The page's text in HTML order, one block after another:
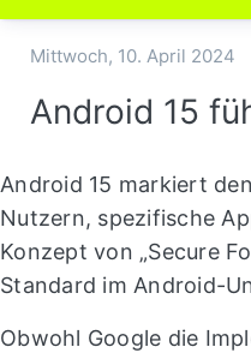
Mittwoch, 10. April 2024
Android 15
Android 15 markiert
Nutzern, spezifische
Konzept von „Secure
Standard im Android-
Obwohl Google die